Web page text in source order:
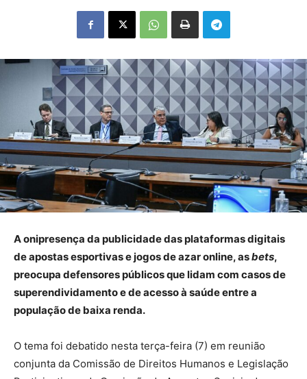
A onipresença da publicidade das plataformas digitais
de apostas esportivas e jogos de azar online, asbets,
preocupa defensores públicos que lidam com casos de
superendividamento e de acesso à saúde entre a
população de baixa renda.
O tema foi debatido nesta terça-feira (7) em reunião
conjunta da Comissão de Direitos Humanos e Legislação